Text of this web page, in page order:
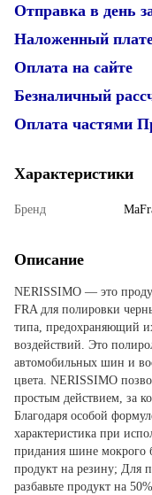
Отправка в день
Наложенный
Оплата на сайте
Безналичный
Оплата частями
Характеристики
Бренд
Описание
NERISSIMO — это
FRA для полировки
типа, предохраняющий
воздействий. Это
автомобильных шин и
цвета. NERISSIMO
простым действием, за
Благодаря особой
характеристика при
придания шине мокрого
продукт на резину; Для
разбавьте продукт на